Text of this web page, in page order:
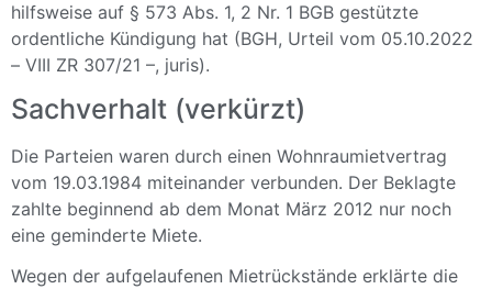
hilfsweise auf § 573 Abs. 1, 2 Nr. 1 BGB gestützte
ordentliche Kündigung hat (BGH, Urteil vom 05.10.2022
– VIII ZR 307/21 –, juris).
Sachverhalt (verkürzt)
Die Parteien waren durch einen Wohnraumietvertrag
vom 19.03.1984 miteinander verbunden. Der Beklagte
zahlte beginnend ab dem Monat März 2012 nur noch
eine geminderte Miete.
Wegen der aufgelaufenen Mietrückstände erklärte die